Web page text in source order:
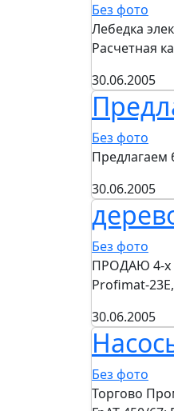
Без фото
Лебедка
Расчетная
30.06.2005
Без фото
Предлагаем
30.06.2005
Без фото
ПРОДАЮ 4-х
Profimat-
30.06.2005
Без фото
Торгово